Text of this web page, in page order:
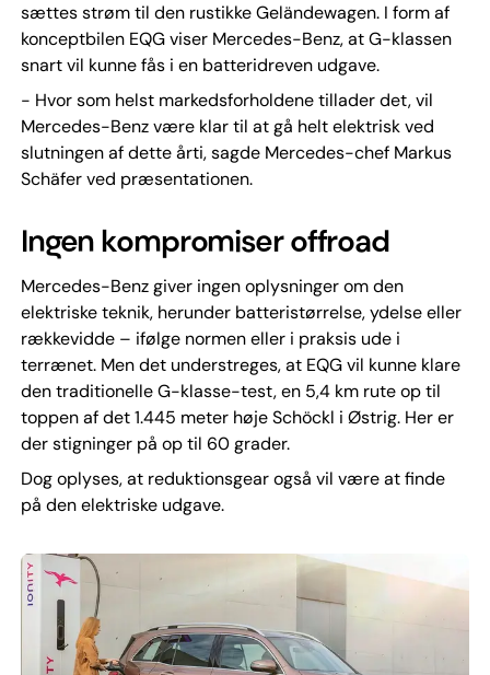
sættes strøm til den rustikke Geländewagen. I form af
konceptbilen EQG viser Mercedes-Benz, at G-klassen
snart vil kunne fås i en batteridreven udgave.
- Hvor som helst markedsforholdene tillader det, vil
Mercedes-Benz være klar til at gå helt elektrisk ved
slutningen af dette årti, sagde Mercedes-chef Markus
Schäfer ved præsentationen.
Ingen kompromiser offroad
Mercedes-Benz giver ingen oplysninger om den
elektriske teknik, herunder batteristørrelse, ydelse eller
rækkevidde – ifølge normen eller i praksis ude i
terrænet. Men det understreges, at EQG vil kunne klare
den traditionelle G-klasse-test, en 5,4 km rute op til
toppen af det 1.445 meter høje Schöckl i Østrig. Her er
der stigninger på op til 60 grader.
Dog oplyses, at reduktionsgear også vil være at finde
på den elektriske udgave.